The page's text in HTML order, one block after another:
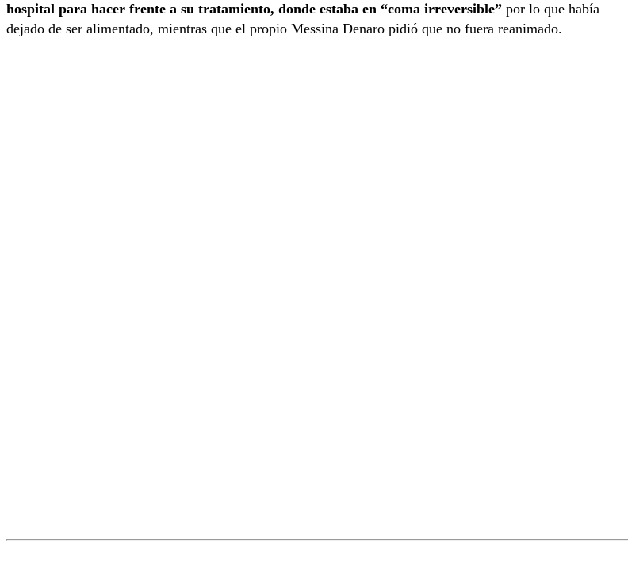
hospital para hacer frente a su tratamiento, donde estaba en “coma irreversible” por lo que había
dejado de ser alimentado, mientras que el propio Messina Denaro pidió que no fuera reanimado.